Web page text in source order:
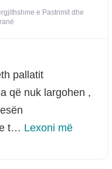
e Pastrimit dhe
pallatit
që nuk largohen ,
t… Lexoni më